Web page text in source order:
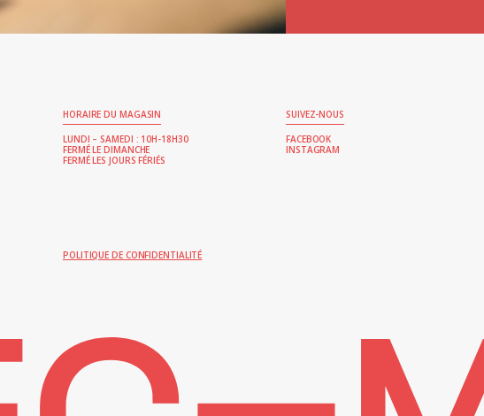
HORAIRE DU MAGASIN
LUNDI – SAMEDI : 10H-18H30
FERMÉ LE DIMANCHE
FERMÉ LES JOURS FÉRIÉS
POLITIQUE DE CONFIDENTIALITÉ
SUIVEZ-NOUS
FACEBOOK
INSTAGRAM